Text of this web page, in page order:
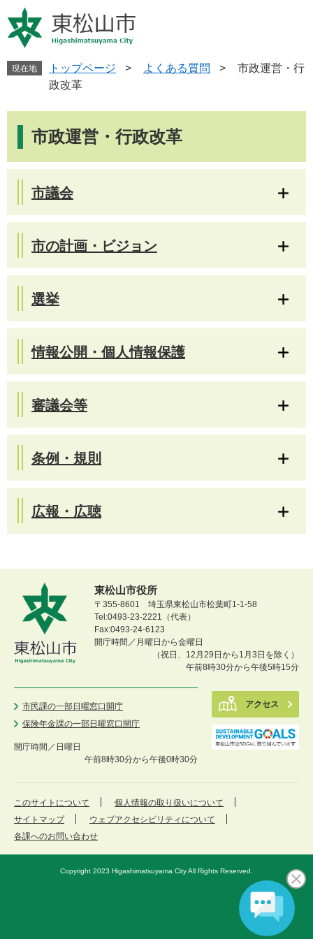
ー
ジ
す
ニ
ュ
し
へ
現在地 トップページ > よくある質問 >
市政運営・行
政改革
市政運営・行政改革
市議会
市の計画・ビジョン
選挙
情報公開・個人情報保護
審議会等
条例・規則
広報・広聴
東松山市役所
〒355-8601 埼玉県東松山市松葉町1-1-58
Tel:0493-23-2221（代表）
Fax:0493-24-6123
開庁時間／月曜日から金曜日
（祝日、12月29日から1月3日を除く）
午前8時30分から午後5時15分
市民課の一部日曜窓口開庁
保険年金課の一部日曜窓口開庁
開庁時間／ 日曜日
午前8時30分から午後0時30分
アクセス
このサイトについて
個人情報の取り扱いについて
サイトマップ
ウェブアクセシビリティについて
各課へのお問い合わせ
Copyright 2023 Higashimatsuyama City All Rights Reserved.